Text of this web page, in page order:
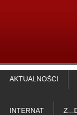
AKTUALNOŚCI
INTERNAT